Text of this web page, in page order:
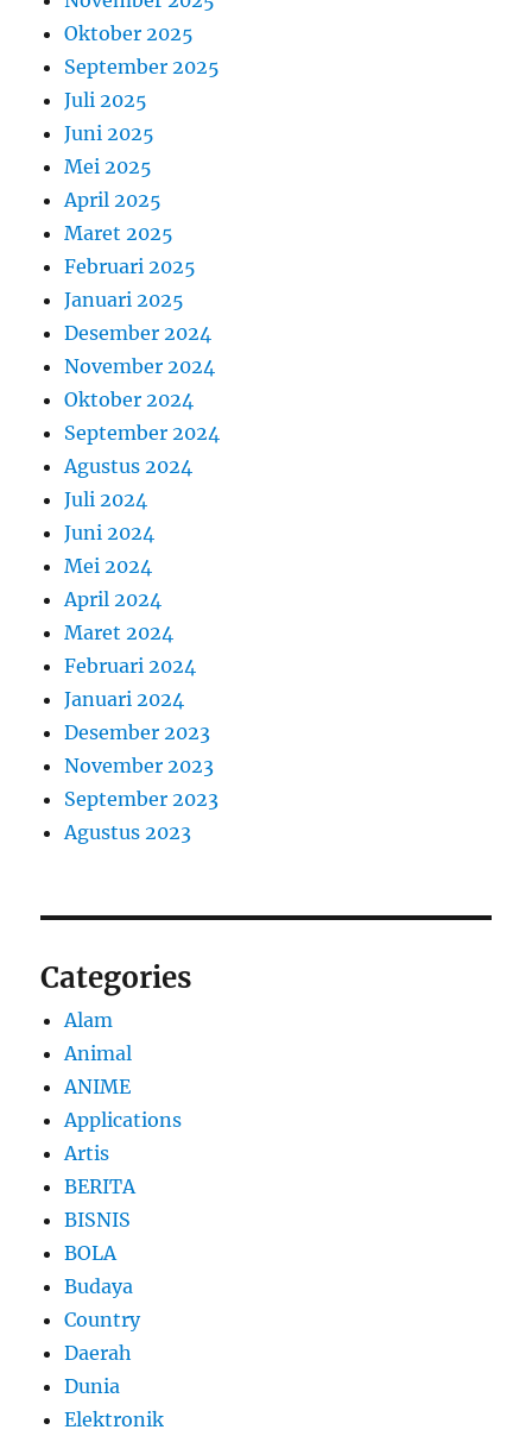
Oktober 2025
September 2025
Juli 2025
Juni 2025
Mei 2025
April 2025
Maret 2025
Februari 2025
Januari 2025
Desember 2024
November 2024
Oktober 2024
September 2024
Agustus 2024
Juli 2024
Juni 2024
Mei 2024
April 2024
Maret 2024
Februari 2024
Januari 2024
Desember 2023
November 2023
September 2023
Agustus 2023
Categories
Alam
Animal
ANIME
Applications
Artis
BERITA
BISNIS
BOLA
Budaya
Country
Daerah
Dunia
Elektronik